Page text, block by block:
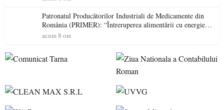
Patronatul Producătorilor Industriali de Medicamente din
România (PRIMER): “Întreruperea alimentării cu energie
electrică a fabricilor de medicamente va pune în pericol
acum 8 ore